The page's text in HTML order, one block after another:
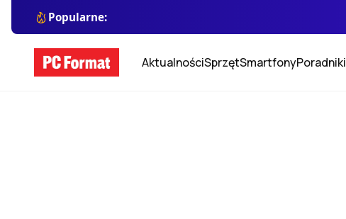
Popularne:
AktualnościSprzętSmartfonyPoradniki